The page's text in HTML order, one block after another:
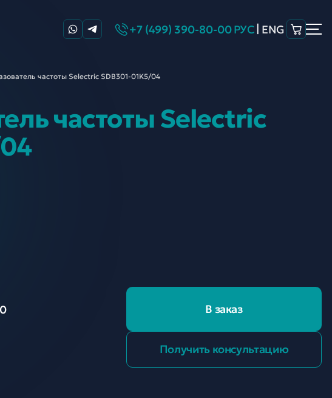
+7 (499) 390-80-00РУС ENG
частоты Selectric SDB301-01K5/04
частоты Selectric
В заказ
Получить консультацию